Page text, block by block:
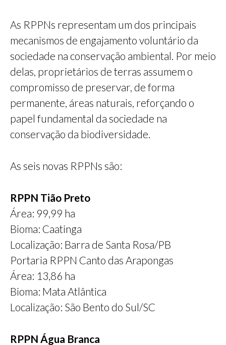
As RPPNs representam um dos principais
mecanismos de engajamento voluntário da
sociedade na conservação ambiental. Por meio
delas, proprietários de terras assumem o
compromisso de preservar, de forma
permanente, áreas naturais, reforçando o
papel fundamental da sociedade na
conservação da biodiversidade.
As seis novas RPPNs são:
RPPN Tião Preto
Área: 99,99 ha
Bioma: Caatinga
Localização: Barra de Santa Rosa/PB
Portaria RPPN Canto das Arapongas
Área: 13,86 ha
Bioma: Mata Atlântica
Localização: São Bento do Sul/SC
RPPN Água Branca